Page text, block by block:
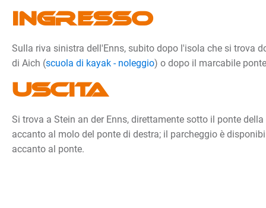
Ingresso
Sulla riva sinistra dell'Enns, subito dopo l'isola che si trova
di Aich (scuola di kayak - noleggio) o dopo il marcabile
Uscita
Si trova a Stein an der Enns, direttamente sotto il ponte
accanto al molo del ponte di destra; il parcheggio è
accanto al ponte.